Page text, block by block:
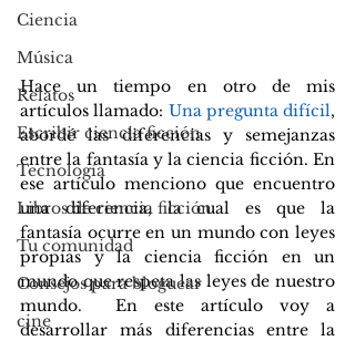
Ciencia
Música
Relatos
Escribir ciencia ficción
Tecnología
Libros de ciencia ficción
Tu comunidad
Consejos para bloguear
cine
Hace un tiempo en otro de mis
artículos llamado: Una pregunta difícil,
abordé las diferencias y semejanzas
entre la fantasía y la ciencia ficción. En
ese artículo menciono que encuentro
una diferencia, la cual es que la
fantasía ocurre en un mundo con leyes
propias y la ciencia ficción en un
mundo que respeta las leyes de nuestro
mundo.  En este artículo voy a
desarrollar más diferencias entre la